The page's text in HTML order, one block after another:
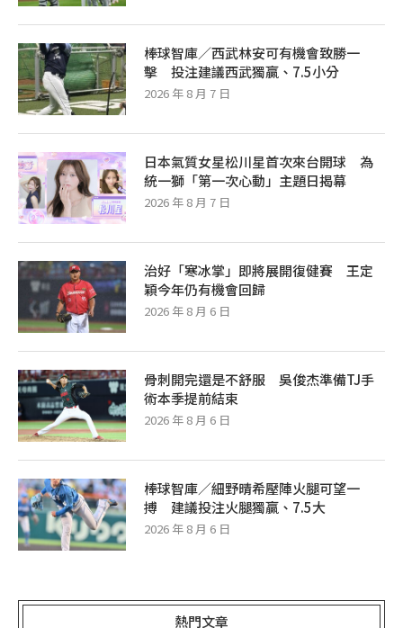
棒球智庫／西武林安可有機會致勝一
擊 投注建議西武獨贏、7.5小分
2026 年 8 月 7 日
日本氣質女星松川星首次來台開球 為
統一獅「第一次心動」主題日揭幕
2026 年 8 月 7 日
治好「寒冰掌」即將展開復健賽 王定
穎今年仍有機會回歸
2026 年 8 月 6 日
骨刺開完還是不舒服 吳俊杰準備TJ手
術本季提前結束
2026 年 8 月 6 日
棒球智庫／細野晴希壓陣火腿可望一
搏 建議投注火腿獨贏、7.5大
2026 年 8 月 6 日
熱門文章